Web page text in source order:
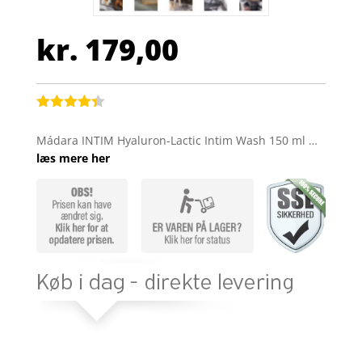
kr. 179,00
ud af 5
baseret
mmelser
Mádara INTIM Hyaluron-Lactic Intim Wash 150 ml …
læs mere her